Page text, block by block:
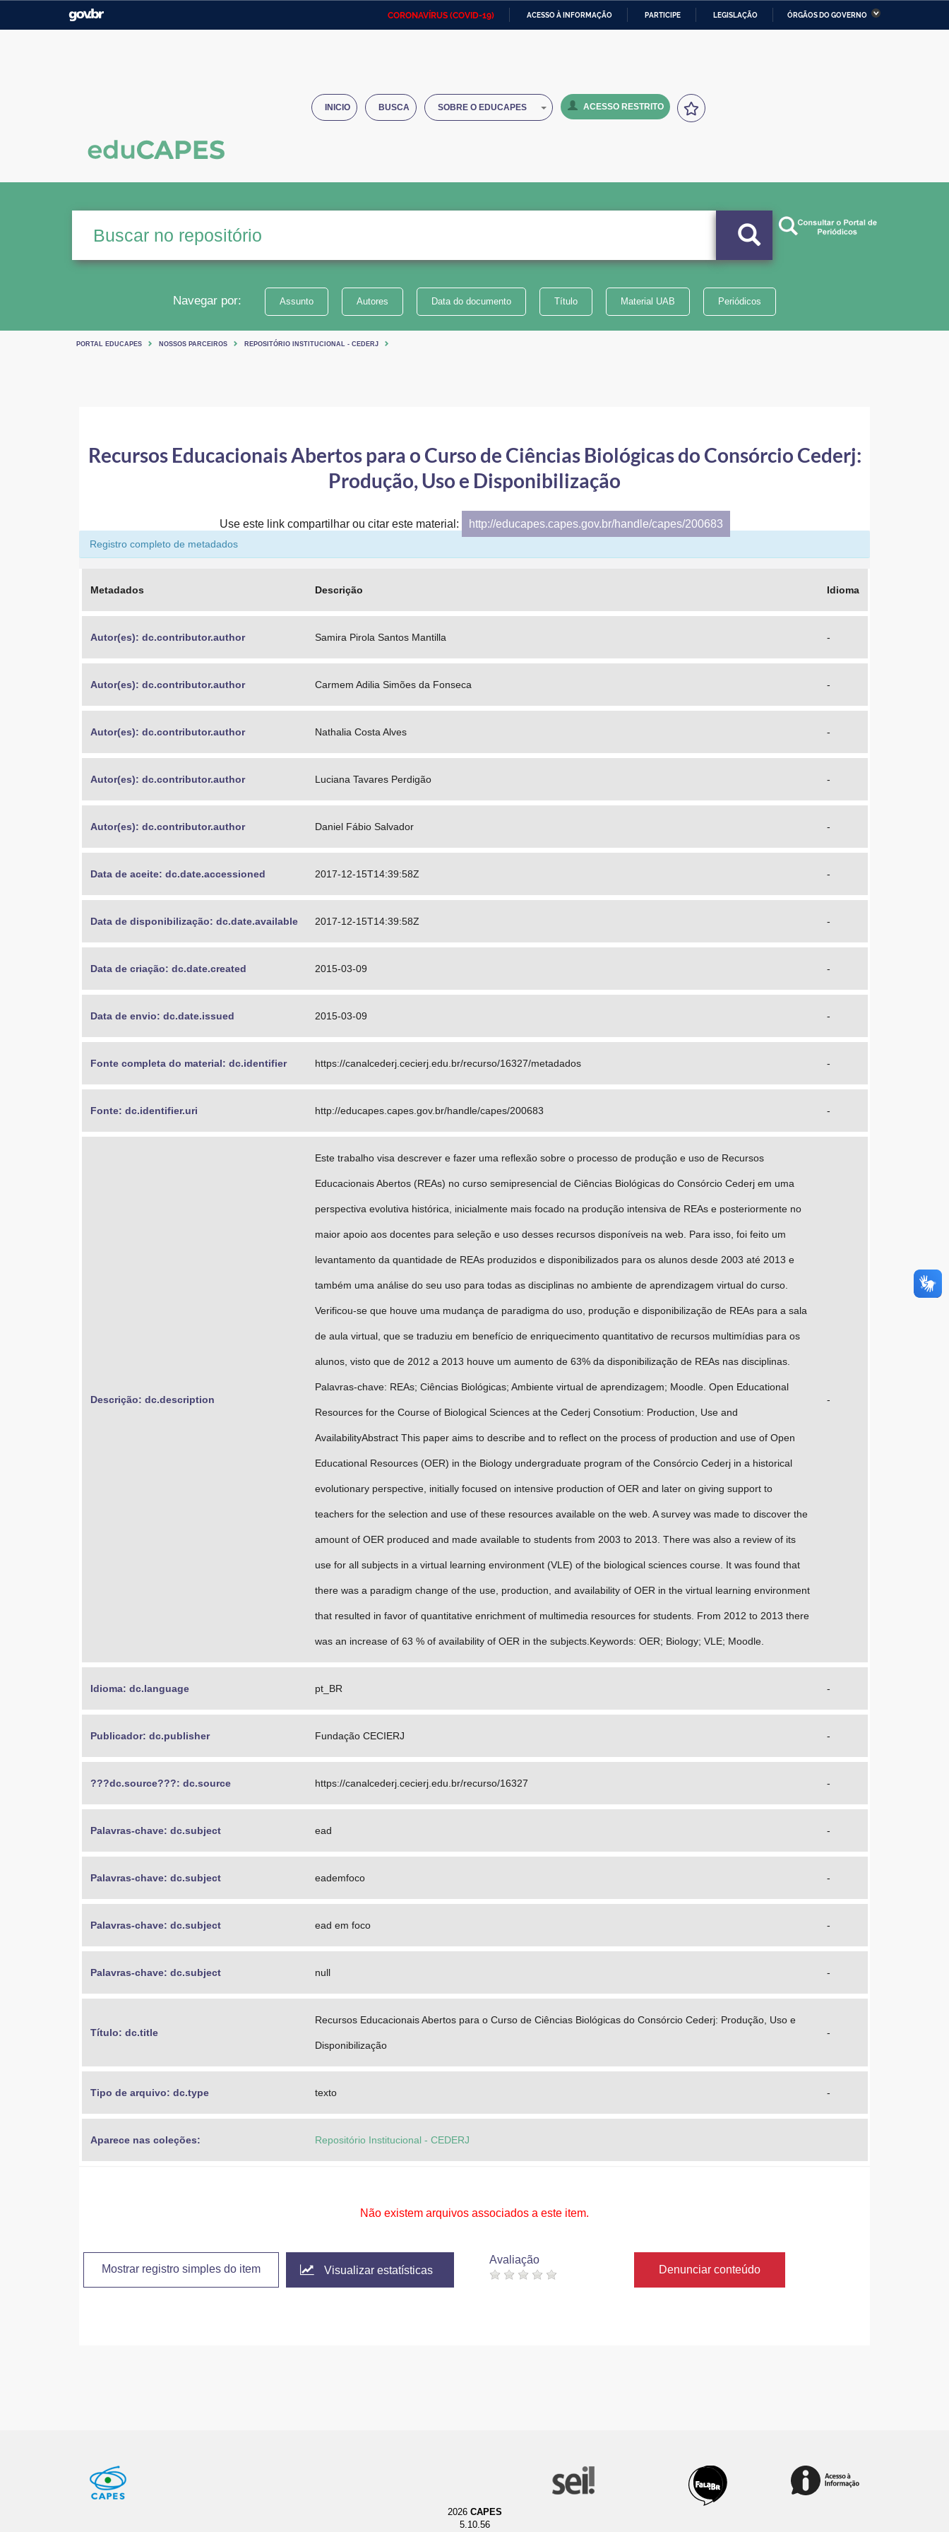
CORONAVÍRUS (COVID-19) ACESSO À INFORMAÇÃO PARTICIPE LEGISLAÇÃO ÓRGÃOS DO GOVERNO
Ministério das Relações
Ministério da Economia Ministério da Infraestrutura
Institucional
INICIO BUSCA SOBRE O EDUCAPES ACESSO RESTRITO
Navegar por: Assunto Autores Data do documento Título Material UAB Periódicos
PORTAL EDUCAPES NOSSOS PARCEIROS REPOSITÓRIO INSTITUCIONAL - CEDERJ
Recursos Educacionais Abertos para o Curso de Ciências Biológicas do Consórcio Cederj:
Produção, Uso e Disponibilização
Use este link compartilhar ou citar este material: http://educapes.capes.gov.br/handle/capes/200683
Registro completo de metadados
Metadados Descrição Idioma
Autor(es): dc.contributor.author Samira Pirola Santos Mantilla -
Autor(es): dc.contributor.author Carmem Adilia Simões da Fonseca -
Autor(es): dc.contributor.author Nathalia Costa Alves -
Autor(es): dc.contributor.author Luciana Tavares Perdigão -
Autor(es): dc.contributor.author Daniel Fábio Salvador -
Data de aceite: dc.date.accessioned 2017-12-15T14:39:58Z -
Data de disponibilização: dc.date.available 2017-12-15T14:39:58Z -
Data de criação: dc.date.created 2015-03-09 -
Data de envio: dc.date.issued 2015-03-09 -
Fonte completa do material: dc.identifier https://canalcederj.cecierj.edu.br/recurso/16327/metadados -
Fonte: dc.identifier.uri http://educapes.capes.gov.br/handle/capes/200683 -
Descrição: dc.description
Este trabalho visa descrever e fazer uma reflexão sobre o processo de produção e uso de Recursos
Educacionais Abertos (REAs) no curso semipresencial de Ciências Biológicas do Consórcio Cederj em uma
perspectiva evolutiva histórica, inicialmente mais focado na produção intensiva de REAs e posteriormente no
maior apoio aos docentes para seleção e uso desses recursos disponíveis na web. Para isso, foi feito um
levantamento da quantidade de REAs produzidos e disponibilizados para os alunos desde 2003 até 2013 e
também uma análise do seu uso para todas as disciplinas no ambiente de aprendizagem virtual do curso.
Verificou-se que houve uma mudança de paradigma do uso, produção e disponibilização de REAs para a sala
de aula virtual, que se traduziu em benefício de enriquecimento quantitativo de recursos multimídias para os
alunos, visto que de 2012 a 2013 houve um aumento de 63% da disponibilização de REAs nas disciplinas.
Palavras-chave: REAs; Ciências Biológicas; Ambiente virtual de aprendizagem; Moodle. Open Educational
Resources for the Course of Biological Sciences at the Cederj Consotium: Production, Use and
AvailabilityAbstract This paper aims to describe and to reflect on the process of production and use of Open
Educational Resources (OER) in the Biology undergraduate program of the Consórcio Cederj in a historical
evolutionary perspective, initially focused on intensive production of OER and later on giving support to
teachers for the selection and use of these resources available on the web. A survey was made to discover the
amount of OER produced and made available to students from 2003 to 2013. There was also a review of its
use for all subjects in a virtual learning environment (VLE) of the biological sciences course. It was found that
there was a paradigm change of the use, production, and availability of OER in the virtual learning environment
that resulted in favor of quantitative enrichment of multimedia resources for students. From 2012 to 2013 there
was an increase of 63 % of availability of OER in the subjects.Keywords: OER; Biology; VLE; Moodle.
-
Idioma: dc.language pt_BR -
Publicador: dc.publisher Fundação CECIERJ -
???dc.source???: dc.source https://canalcederj.cecierj.edu.br/recurso/16327 -
Palavras-chave: dc.subject ead -
Palavras-chave: dc.subject eademfoco -
Palavras-chave: dc.subject ead em foco -
Palavras-chave: dc.subject null -
Título: dc.title
Recursos Educacionais Abertos para o Curso de Ciências Biológicas do Consórcio Cederj: Produção, Uso e
Disponibilização
-
Tipo de arquivo: dc.type texto -
Aparece nas coleções: Repositório Institucional - CEDERJ
Não existem arquivos associados a este item.
Mostrar registro simples do item Visualizar estatísticas
Avaliação
Denunciar conteúdo
2026 CAPES
5.10.56